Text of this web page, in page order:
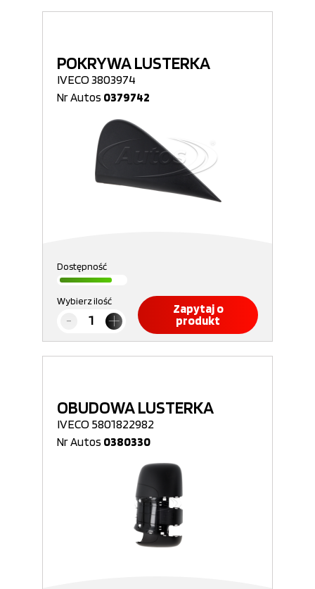
POKRYWA LUSTERKA
IVECO 3803974
Nr Autos 0379742
Dostępność
Wybierz ilość
Zapytaj o
produkt
OBUDOWA LUSTERKA
IVECO 5801822982
Nr Autos 0380330